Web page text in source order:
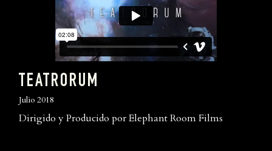
TEATRORUM
Julio 2018
Dirigido y Producido por Elephant Room Films